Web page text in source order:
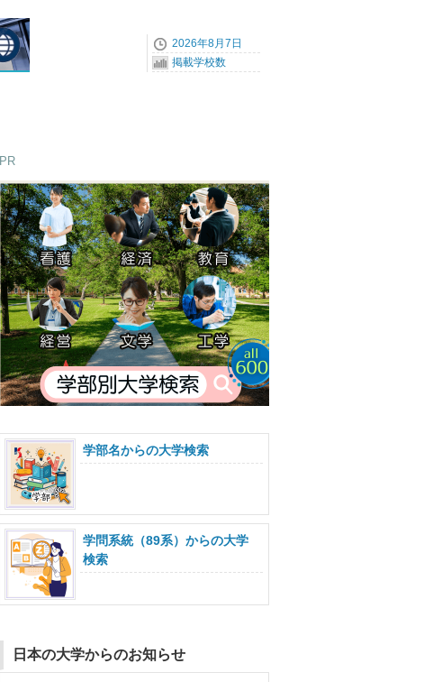
2026年8月7日
掲載学校数
PR
学部名からの大学検索
学問系統（89系）からの大学
検索
日本の大学からのお知らせ